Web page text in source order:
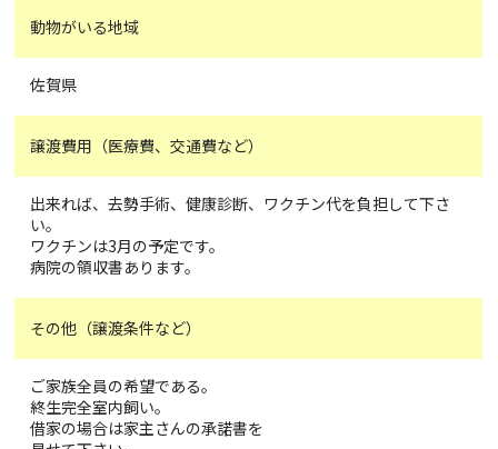
動物がいる地域
佐賀県
譲渡費用（医療費、交通費など）
出来れば、去勢手術、健康診断、ワクチン代を負担して下さ
い。
ワクチンは3月の予定です。
病院の領収書あります。
その他（譲渡条件など）
ご家族全員の希望である。
終生完全室内飼い。
借家の場合は家主さんの承諾書を